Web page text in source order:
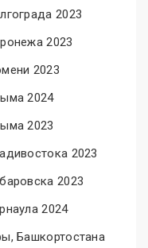
2023
2023
2023
2024
2023
2023
2023
2024
Башкортостана